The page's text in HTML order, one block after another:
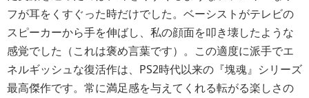
フが耳をくすぐった時だけでした。ベーシストがテレビの
スピーカーから手を伸ばし、私の顔面を叩き壊したような
感覚でした（これは褒め言葉です）。この適度に派手でエ
ネルギッシュな復活作は、PS2時代以来の『塊魂』シリーズ
最高傑作です。常に満足感を与えてくれる転がる楽しさの